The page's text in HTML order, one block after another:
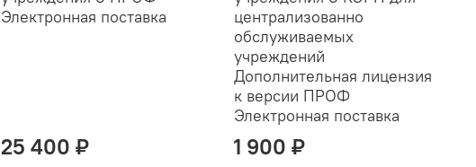
Электронная поставка
25 400 ₽
централизованно
обслуживаемых
учреждений
Дополнительная лицензия
к версии ПРОФ
Электронная поставка
1 900 ₽